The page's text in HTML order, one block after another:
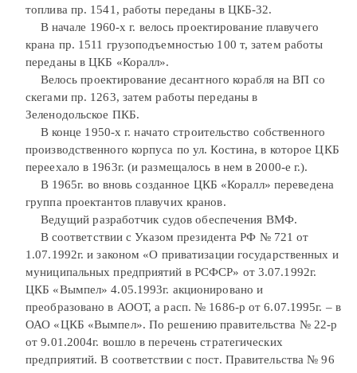
топлива пр. 1541, работы переданы в ЦКБ-32.
В начале 1960-х г. велось проектирование плавучего
крана пр. 1511 грузоподъемностью 100 т, затем работы
переданы в ЦКБ «Коралл».
Велось проектирование десантного корабля на ВП со
скегами пр. 1263, затем работы переданы в
Зеленодольское ПКБ.
В конце 1950-х г. начато строительство собственного
производственного корпуса по ул. Костина, в которое ЦКБ
переехало в 1963г. (и размещалось в нем в 2000-е г.).
В 1965г. во вновь созданное ЦКБ «Коралл» переведена
группа проектантов плавучих кранов.
Ведущий разработчик судов обеспечения ВМФ.
В соответствии с Указом президента РФ № 721 от
1.07.1992г. и законом «О приватизации государственных и
муниципальных предприятий в РСФСР» от 3.07.1992г.
ЦКБ «Вымпел» 4.05.1993г. акционировано и
преобразовано в АООТ, а расп. № 1686-р от 6.07.1995г. – в
ОАО «ЦКБ «Вымпел». По решению правительства № 22-р
от 9.01.2004г. вошло в перечень стратегических
предприятий. В соответствии с пост. Правительства № 96